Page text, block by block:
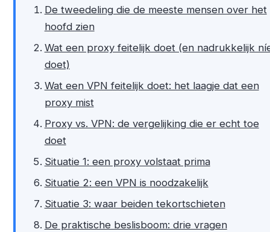
De tweedeling die de meeste mensen over het
hoofd zien
Wat een proxy feitelijk doet (en nadrukkelijk
doet)
Wat een VPN feitelijk doet: het laagje dat een
proxy mist
Proxy vs. VPN: de vergelijking die er echt toe
doet
Situatie 1: een proxy volstaat prima
Situatie 2: een VPN is noodzakelijk
Situatie 3: waar beiden tekortschieten
De praktische beslisboom: drie vragen